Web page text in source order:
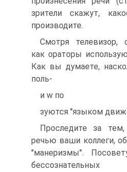
зрители скажут,
производите.
Смотря телевизор,
как ораторы
Как вы думаете,
поль-
и w по
зуются ''языком
Проследите за
речью ваши коллеги,
''манеризмы''.